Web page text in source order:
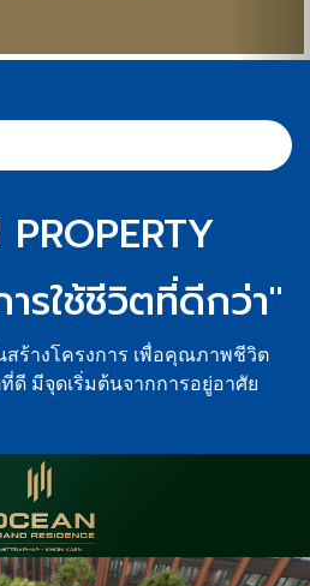
รใช้ชีวิตที่ดีกว่า"
สร้างโครงการ เพื่อคุณภาพชีวิต
ดี มีจุดเริ่มต้นจากการอยู่อาศัย